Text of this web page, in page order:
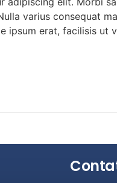
varius consequat
ipsum erat, facilisis ut